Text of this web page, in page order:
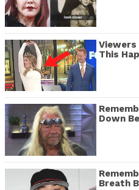
Viewers
This
Down
Breath